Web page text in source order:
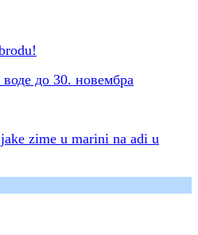
до 30. новембра
zime u marini na adi u